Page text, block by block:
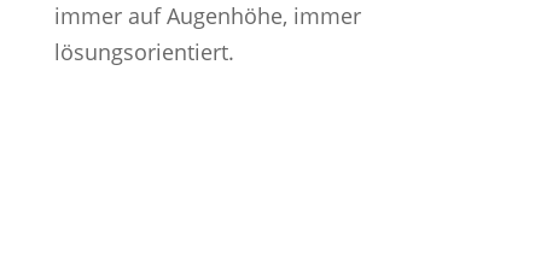
immer auf Augenhöhe, immer
lösungsorientiert.